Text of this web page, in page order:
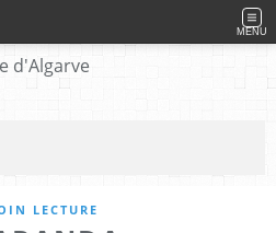
MENU
LECTURE